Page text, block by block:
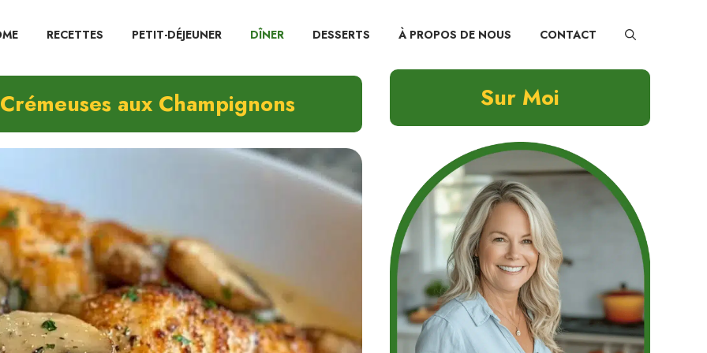
RECETTES PETIT-DÉJEUNER DÎNER DESSERTS À PROPOS DE NOUS CONTACT
aux Champignons Sur Moi